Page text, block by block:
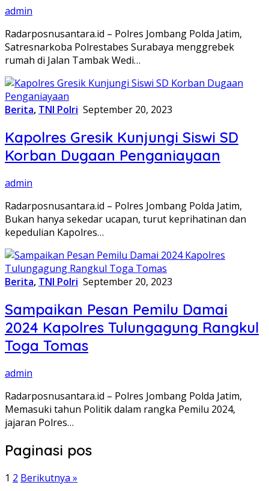
admin
Radarposnusantara.id – Polres Jombang Polda Jatim,
Satresnarkoba Polrestabes Surabaya menggrebek
rumah di Jalan Tambak Wedi…
Berita, TNI Polri September 20, 2023
Kapolres Gresik Kunjungi Siswi SD
Korban Dugaan Penganiayaan
admin
Radarposnusantara.id – Polres Jombang Polda Jatim,
Bukan hanya sekedar ucapan, turut keprihatinan dan
kepedulian Kapolres…
Berita, TNI Polri September 20, 2023
Sampaikan Pesan Pemilu Damai
2024 Kapolres Tulungagung Rangkul
Toga Tomas
admin
Radarposnusantara.id – Polres Jombang Polda Jatim,
Memasuki tahun Politik dalam rangka Pemilu 2024,
jajaran Polres…
Paginasi pos
1 2 Berikutnya »